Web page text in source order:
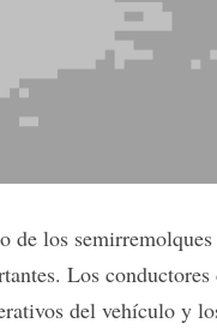
de los semirremolques
Los conductores
del vehículo y